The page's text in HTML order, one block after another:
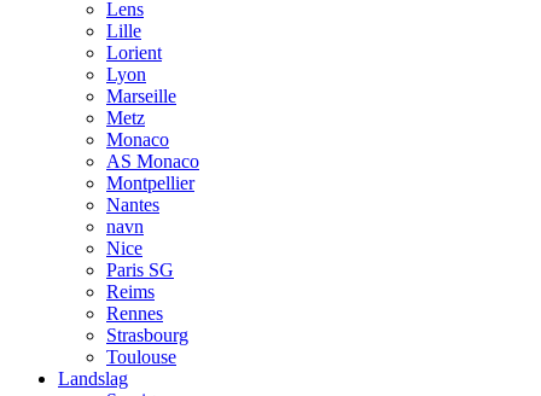
Lens
Lille
Lorient
Lyon
Marseille
Metz
Monaco
AS Monaco
Montpellier
Nantes
navn
Nice
Paris SG
Reims
Rennes
Strasbourg
Toulouse
Landslag